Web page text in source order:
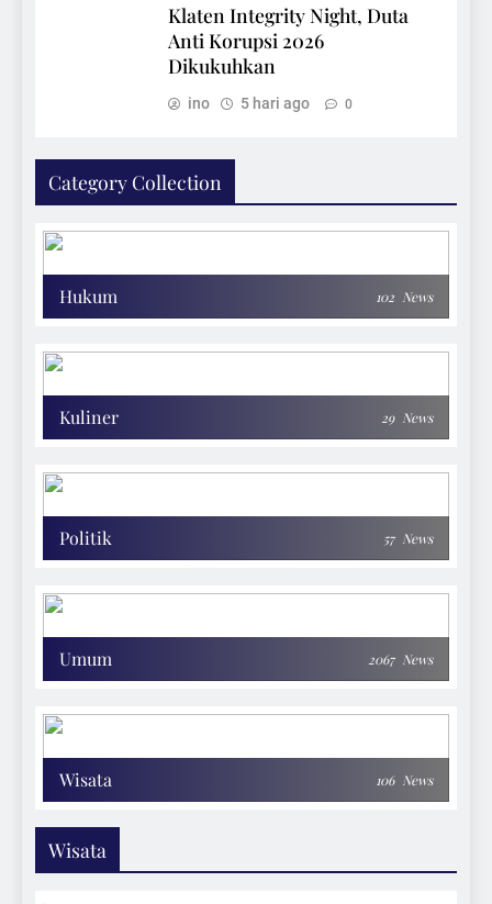
Klaten Integrity Night, Duta
Anti Korupsi 2026
Dikukuhkan
ino 5 hari ago 0
Category Collection
Hukum 102 News
Kuliner 29 News
Politik 57 News
Umum 2067 News
Wisata 106 News
Wisata